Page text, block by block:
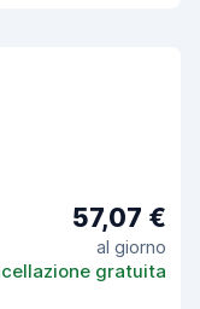
57,07 €
al giorno
gratuita